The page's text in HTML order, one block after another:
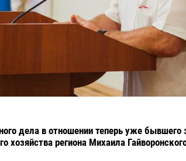
дела в отношении теперь уже бывшего
региона Михаила